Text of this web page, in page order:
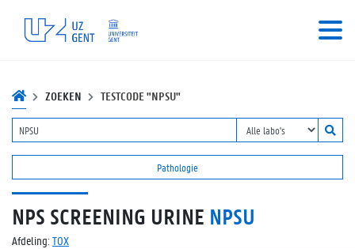
ZOEKEN TESTCODE "NPSU"
Pathologie
NPS SCREENING URINE NPSU
Afdeling: TOX